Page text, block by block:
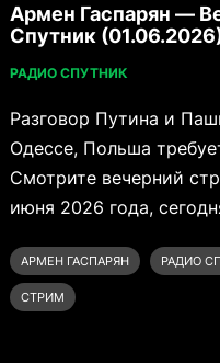
Армен Гаспарян —
Спутник
РАДИО СПУТНИК
Разговор Путина и
Одессе, Польша
Смотрите вечерний
июня 2026 года,
АРМЕН ГАСПАРЯН РАДИО
СТРИМ